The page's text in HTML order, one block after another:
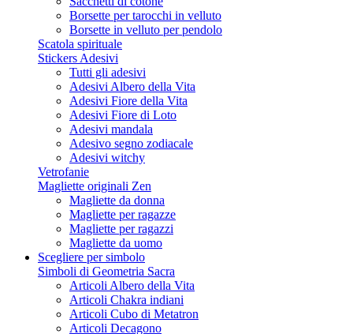
Borsette per tarocchi in velluto
Borsette in velluto per pendolo
Scatola spirituale
Stickers Adesivi
Tutti gli adesivi
Adesivi Albero della Vita
Adesivi Fiore della Vita
Adesivi Fiore di Loto
Adesivi mandala
Adesivo segno zodiacale
Adesivi witchy
Vetrofanie
Magliette originali Zen
Magliette da donna
Magliette per ragazze
Magliette per ragazzi
Magliette da uomo
Scegliere per simbolo
Simboli di Geometria Sacra
Articoli Albero della Vita
Articoli Chakra indiani
Articoli Cubo di Metatron
Articoli Decagono